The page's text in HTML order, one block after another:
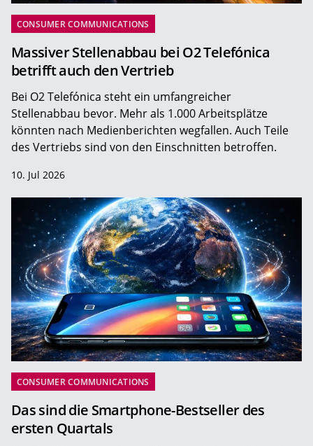
CONSUMER COMMUNICATIONS
Massiver Stellenabbau bei O2 Telefónica
betrifft auch den Vertrieb
Bei O2 Telefónica steht ein umfangreicher
Stellenabbau bevor. Mehr als 1.000 Arbeitsplätze
könnten nach Medienberichten wegfallen. Auch Teile
des Vertriebs sind von den Einschnitten betroffen.
10. Jul 2026
CONSUMER COMMUNICATIONS
Das sind die Smartphone-Bestseller des
ersten Quartals